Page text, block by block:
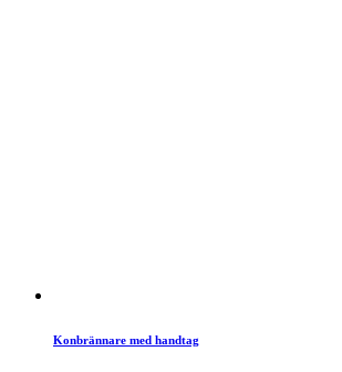
Konbrännare med handtag